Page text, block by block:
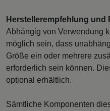
Herstellerempfehlung und
Abhängig von Verwendung
möglich sein, dass
Größe ein oder mehrere
erforderlich sein können.
optional erhältlich.
Sämtliche Komponenten